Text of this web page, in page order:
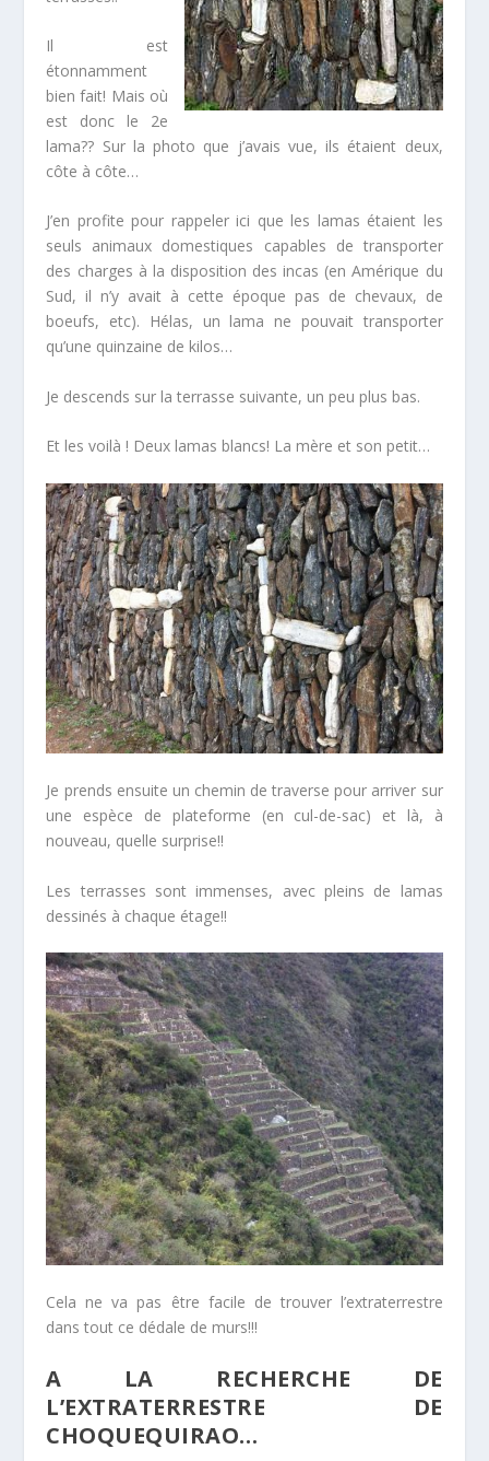
Il est
étonnamment
bien fait! Mais où
est donc le 2e
lama?? Sur la photo que j’avais vue, ils étaient deux,
côte à côte…
J’en profite pour rappeler ici que les lamas étaient les
seuls animaux domestiques capables de transporter
des charges à la disposition des incas (en Amérique du
Sud, il n’y avait à cette époque pas de chevaux, de
boeufs, etc). Hélas, un lama ne pouvait transporter
qu’une quinzaine de kilos…
Je descends sur la terrasse suivante, un peu plus bas.
Et les voilà ! Deux lamas blancs! La mère et son petit…
Je prends ensuite un chemin de traverse pour arriver sur
une espèce de plateforme (en cul-de-sac) et là, à
nouveau, quelle surprise!!
Les terrasses sont immenses, avec pleins de lamas
dessinés à chaque étage!!
Cela ne va pas être facile de trouver l’extraterrestre
dans tout ce dédale de murs!!!
A LA RECHERCHE DE
L’EXTRATERRESTRE DE
CHOQUEQUIRAO…